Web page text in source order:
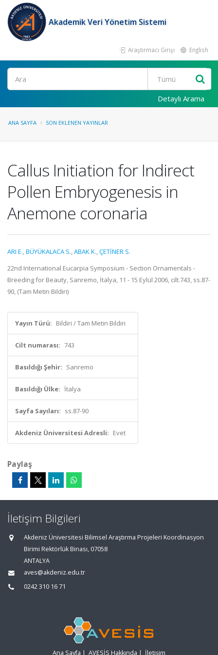
Akademik Veri Yönetim Sistemi
Araştırmacı Girişi English
Ara
Detaylı Arama
ANA SAYFA SON EKLENEN YAYINLAR
Callus Initiation for Indirect
Pollen Embryogenesis in
Anemone coronaria
ARI E.,BÜYÜKALACA S.,ABAK K.,ÇETİNER S.
22nd International Eucarpia Symposium - Section Ornamentals -
Breeding for Beauty, Sanremo, İtalya, 11 - 15 Eylül 2006, cilt.743, ss.87-
90, (Tam Metin Bildiri)
Yayın Türü: Bildiri / Tam Metin Bildiri
Cilt numarası: 743
Basıldığı Şehir: Sanremo
Basıldığı Ülke: İtalya
Sayfa Sayıları: ss.87-90
Akdeniz Üniversitesi Adresli: Evet
Paylaş
İletişim Bilgileri
Akdeniz Üniversitesi Bilimsel Araştırma Projeleri Koordinasyon
Birimi Rektörlük Binası, 07058
ANTALYA
aves@akdeniz.edu.tr
0242 310 16 71
Ana Sayfa | AVESİS Hakkında | İletişim